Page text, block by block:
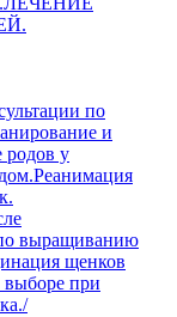
по
и
родов у
выращиванию
щенков
при